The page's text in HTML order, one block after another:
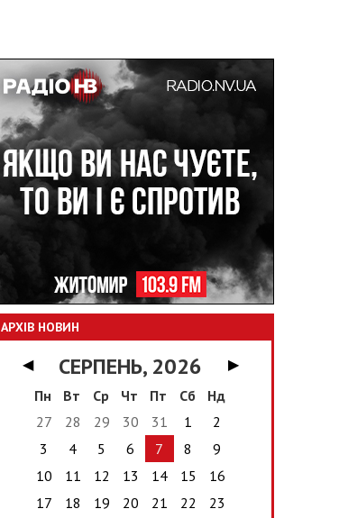
АРХІВ НОВИН
◀ СЕРПЕНЬ, 2026
▶
Пн
Вт Ср Чт Пт Сб
Нд
27
28 29 30 31 1
2
3
4 5 6 7 8
9
10
11 12 13 14 15
16
17
18 19 20 21 22
23